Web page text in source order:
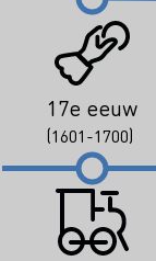
17e eeuw
(1601-1700)